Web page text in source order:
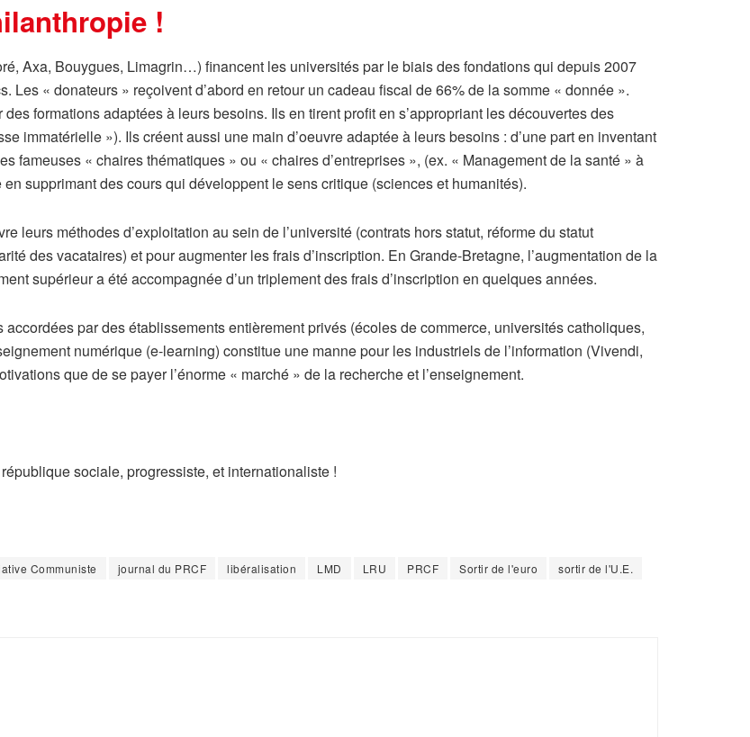
!
Axa, Bouygues, Limagrin…) financent les universités par le biais des fondations qui depuis 2007
Les « donateurs » reçoivent d’abord en retour un cadeau fiscal de 66% de la somme « donnée ».
formations adaptées à leurs besoins. Ils en tirent profit en s’appropriant les découvertes des
immatérielle »). Ils créent aussi une main d’oeuvre adaptée à leurs besoins : d’une part en inventant
fameuses « chaires thématiques » ou « chaires d’entreprises », (ex. « Management de la santé » à
en supprimant des cours qui développent le sens critique (sciences et humanités).
leurs méthodes d’exploitation au sein de l’université (contrats hors statut, réforme du statut
des vacataires) et pour augmenter les frais d’inscription. En Grande-Bretagne, l’augmentation de la
supérieur a été accompagnée d’un triplement des frais d’inscription en quelques années.
par des établissements entièrement privés (écoles de commerce, universités catholiques,
numérique (e-learning) constitue une manne pour les industriels de l’information (Vivendi,
que de se payer l’énorme « marché » de la recherche et l’enseignement.
sociale, progressiste, et internationaliste !
Communiste journal du PRCF libéralisation LMD LRU PRCF Sortir de l'euro
sortir de l'U.E.